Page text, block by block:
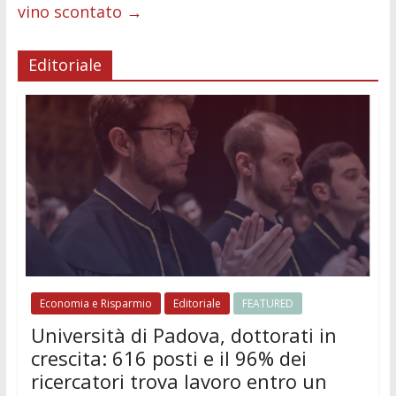
vino scontato →
Editoriale
Economia e Risparmio Editoriale FEATURED
Università di Padova, dottorati in
crescita: 616 posti e il 96% dei
ricercatori trova lavoro entro un